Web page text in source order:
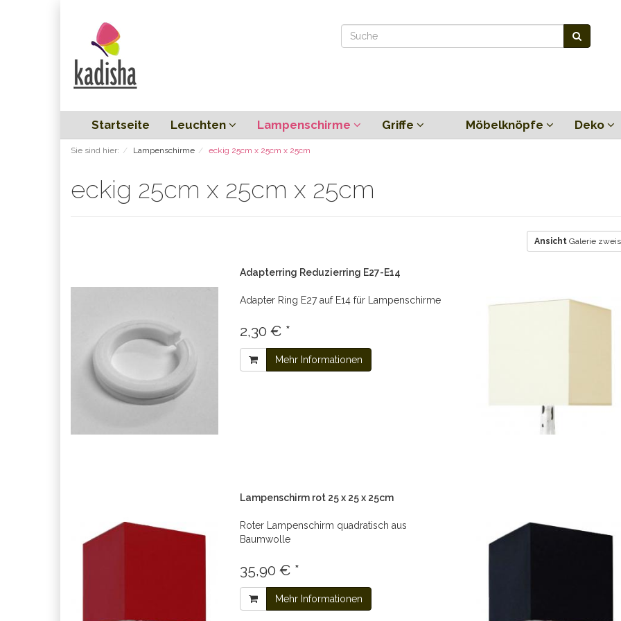
Startseite Leuchten Lampenschirme Griffe Möbelknöpfe Deko
Sie sind hier: Lampenschirme eckig 25cm x 25cm x 25cm
eckig 25cm x 25cm x 25cm
Ansicht Galerie
Adapterring Reduzierring E27-E14
Adapter Ring E27 auf E14 für Lampenschirme
2,30 € *
Mehr Informationen
Lampenschirm rot 25 x 25 x 25cm
Roter Lampenschirm quadratisch aus
Baumwolle
35,90 € *
Mehr Informationen